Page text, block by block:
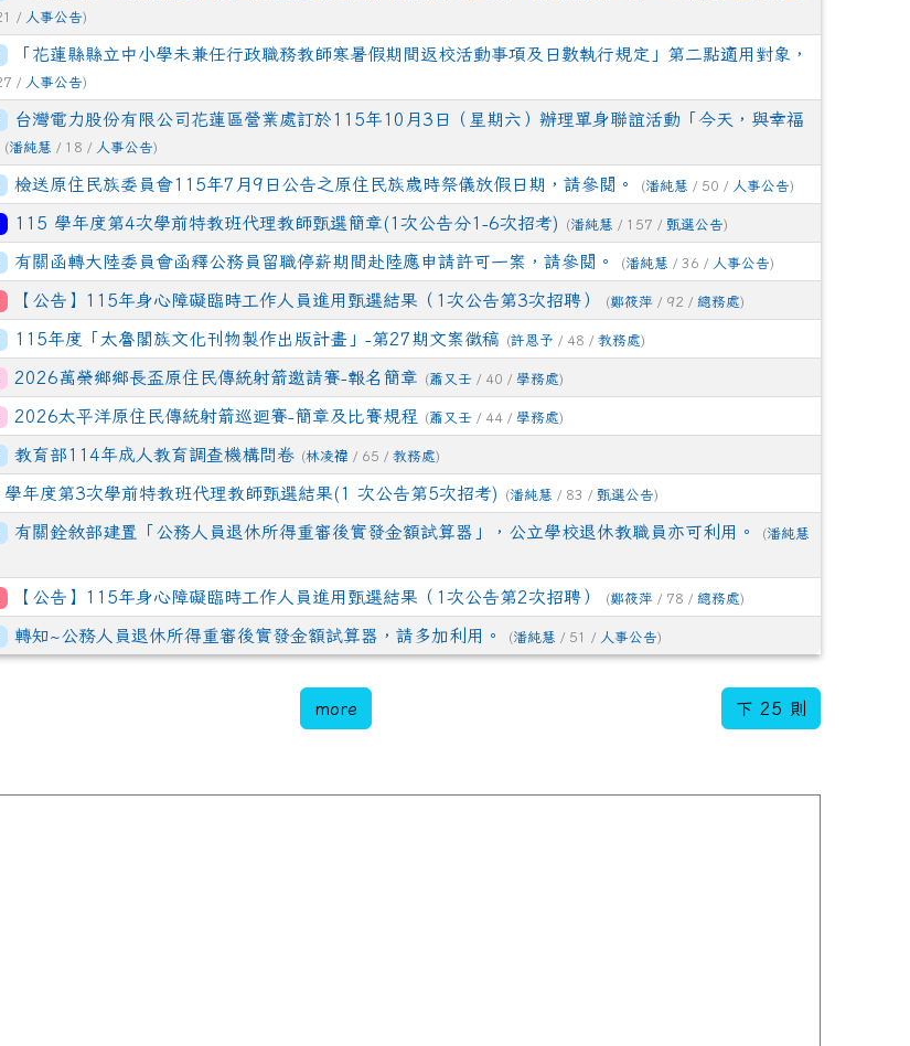
115年吉安鄉語文競賽榮獲佳績-601許芷寧──客語情境式演說 第一名、403鍾德美──客語情境
范盛琳──客語朗讀 第一名、403呂雉──太魯閣語朗讀 第二名、501余芷儀──布農語朗讀 第二
音字形 第三名
恭喜一年2班高O芯、一年3班謝O妍 代表吉安國小參加114學年度花蓮縣國小低年級英語口說-Show
優!感謝郭宜惠老師的指導
恭喜六年二班、五年二班獲得2-3月PaGamO花蓮「素養達人風雲榜」，感謝蔡孟潔老師、陳琬倩老
踴躍參與。
恭喜402王家榆同學，參加花蓮縣東海岸扶輪社(看見東海岸之美繪畫比賽)榮獲國小組 佳作！
/ 人事公告)
「花蓮縣縣立中小學未兼任行政職務教師寒暑假期間返校活動事項及日數執行規定」第二點適用對象，
/ 人事公告)
台灣電力股份有限公司花蓮區營業處訂於115年10月3日（星期六）辦理單身聯誼活動「今天，與幸福
(潘純慧 / 18 / 人事公告)
檢送原住民族委員會115年7月9日公告之原住民族歲時祭儀放假日期，請參閱。 (潘純慧 / 50 / 人事公告)
115 學年度第4次學前特教班代理教師甄選簡章(1次公告分1-6次招考) (潘純慧 / 157 / 甄選公告)
有關函轉大陸委員會函釋公務員留職停薪期間赴陸應申請許可一案，請參閱。 (潘純慧 / 36 / 人事公告)
【公告】115年身心障礙臨時工作人員進用甄選結果（1次公告第3次招聘） (鄭筱萍 / 92 / 總務處)
115年度「太魯閣族文化刊物製作出版計畫」-第27期文案徵稿 (許恩予 / 48 /教務處)
2026萬榮鄉鄉長盃原住民傳統射箭邀請賽-報名簡章 (蕭又壬 / 40 / 學務處)
2026太平洋原住民傳統射箭巡迴賽-簡章及比賽規程 (蕭又壬 / 44 / 學務處)
教育部114年成人教育調查機構問卷 (林凌禕 / 65 /教務處)
年度第3次學前特教班代理教師甄選結果(1 次公告第5次招考) (潘純慧 / 83 / 甄選公告)
有關銓敘部建置「公務人員退休所得重審後實發金額試算器」，公立學校退休教職員亦可利用。 (潘純慧
【公告】115年身心障礙臨時工作人員進用甄選結果（1次公告第2次招聘） (鄭筱萍 / 78 /總務處)
轉知~公務人員退休所得重審後實發金額試算器，請多加利用。 (潘純慧 / 51 / 人事公告)
more 下 25 則